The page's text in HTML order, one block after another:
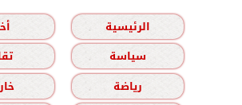
الرئيسية
سياسة
رياضة